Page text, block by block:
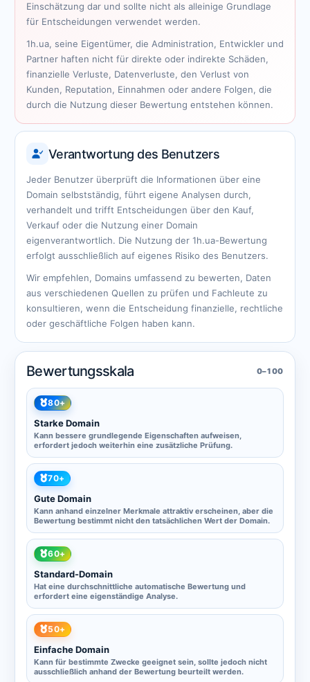
Einschätzung dar und sollte nicht als alleinige Grundlage
für Entscheidungen verwendet werden.
1h.ua, seine Eigentümer, die Administration, Entwickler und
Partner haften nicht für direkte oder indirekte Schäden,
finanzielle Verluste, Datenverluste, den Verlust von
Kunden, Reputation, Einnahmen oder andere Folgen, die
durch die Nutzung dieser Bewertung entstehen können.
Verantwortung des Benutzers
Jeder Benutzer überprüft die Informationen über eine
Domain selbstständig, führt eigene Analysen durch,
verhandelt und trifft Entscheidungen über den Kauf,
Verkauf oder die Nutzung einer Domain
eigenverantwortlich. Die Nutzung der 1h.ua-Bewertung
erfolgt ausschließlich auf eigenes Risiko des Benutzers.
Wir empfehlen, Domains umfassend zu bewerten, Daten
aus verschiedenen Quellen zu prüfen und Fachleute zu
konsultieren, wenn die Entscheidung finanzielle, rechtliche
oder geschäftliche Folgen haben kann.
Bewertungsskala 0–100
80+
Starke Domain
Kann bessere grundlegende Eigenschaften aufweisen,
erfordert jedoch weiterhin eine zusätzliche Prüfung.
70+
Gute Domain
Kann anhand einzelner Merkmale attraktiv erscheinen, aber die
Bewertung bestimmt nicht den tatsächlichen Wert der Domain.
60+
Standard-Domain
Hat eine durchschnittliche automatische Bewertung und
erfordert eine eigenständige Analyse.
50+
Einfache Domain
Kann für bestimmte Zwecke geeignet sein, sollte jedoch nicht
ausschließlich anhand der Bewertung beurteilt werden.